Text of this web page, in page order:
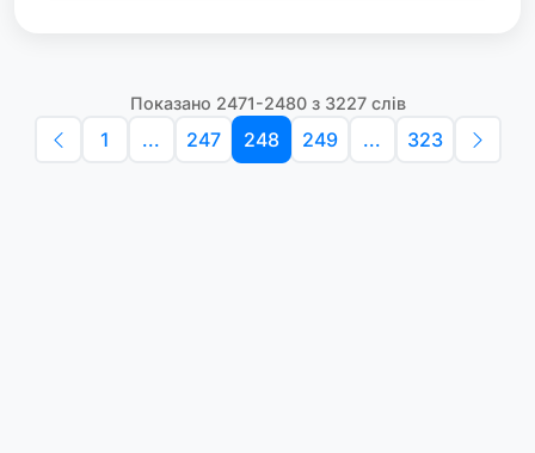
Показано 2471-2480 з 3227 слів
1 ... 247 248 249 ... 323